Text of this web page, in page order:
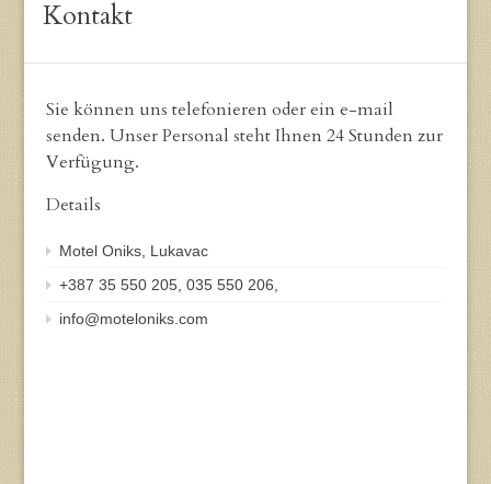
Kontakt
Sie können uns telefonieren oder ein e-mail
senden. Unser Personal steht Ihnen 24 Stunden zur
Verfügung.
Details
Motel Oniks, Lukavac
+387 35 550 205, 035 550 206,
info@moteloniks.com